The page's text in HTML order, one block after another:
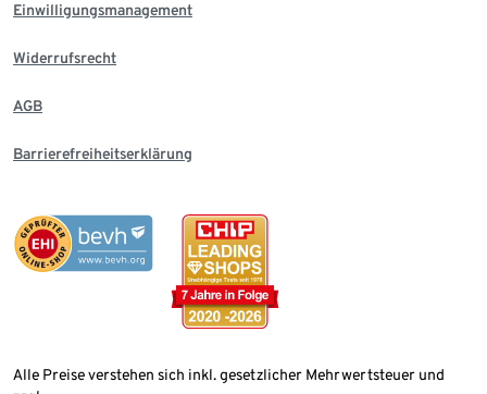
Einwilligungsmanagement
Widerrufsrecht
AGB
Barrierefreiheitserklärung
Alle Preise verstehen sich inkl. gesetzlicher Mehrwertsteuer und